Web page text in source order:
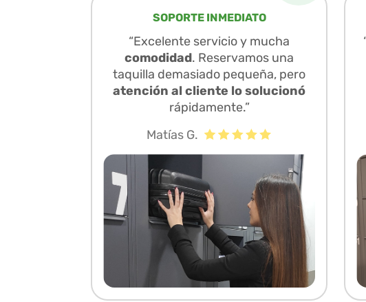
SOPORTE INMEDIATO
“Excelente servicio y mucha
comodidad. Reservamos una
taquilla demasiado pequeña, pero
atención al cliente lo solucionó
rápidamente.”
Matías G.